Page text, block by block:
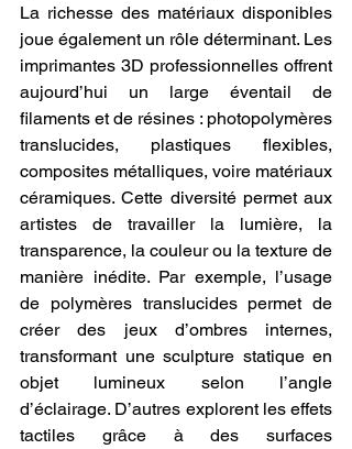
La richesse des matériaux disponibles
joue également un rôle déterminant. Les
imprimantes 3D professionnelles offrent
aujourd’hui un large éventail de
filaments et de résines : photopolymères
translucides, plastiques flexibles,
composites métalliques, voire matériaux
céramiques. Cette diversité permet aux
artistes de travailler la lumière, la
transparence, la couleur ou la texture de
manière inédite. Par exemple, l’usage
de polymères translucides permet de
créer des jeux d’ombres internes,
transformant une sculpture statique en
objet lumineux selon l’angle
d’éclairage. D’autres explorent les effets
tactiles grâce à des surfaces